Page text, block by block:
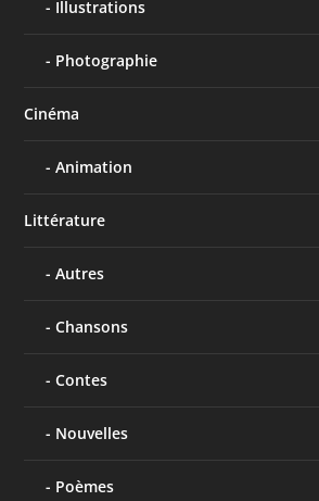
Illustrations
Photographie
Cinéma
Animation
Littérature
Autres
Chansons
Contes
Nouvelles
Poèmes